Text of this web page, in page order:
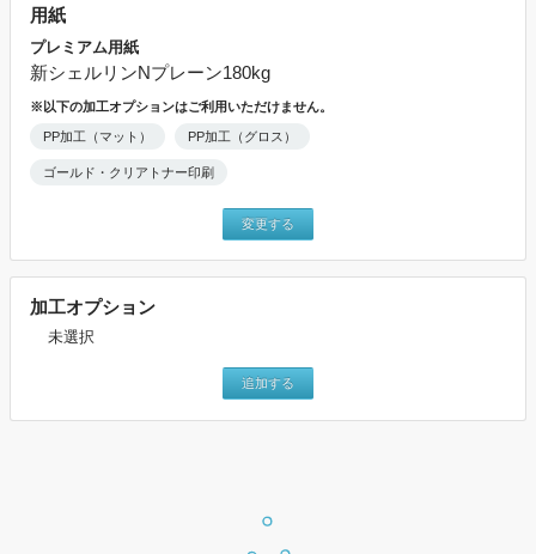
用紙
プレミアム用紙
新シェルリンNプレーン180kg
※以下の加工オプションはご利用いただけません。
PP加工（マット） PP加工（グロス）
ゴールド・クリアトナー印刷
変更する
加工オプション
未選択
追加する